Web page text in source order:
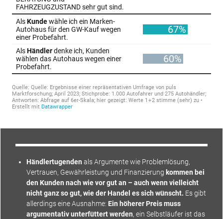
Händlertugenden als Argumente wie Pro­blemlösung,
Vertrauen, Gewährleistung und Finanzierung kommen bei
den Kunden nach wie vor gut an – auch wenn vielleicht
nicht ganz so gut, wie der Handel es sich wünscht. Es gibt
allerdings eine Ausnahme: Ein höherer Preis muss
argumentativ unter­füttert werden, ein Selbstläufer ist das